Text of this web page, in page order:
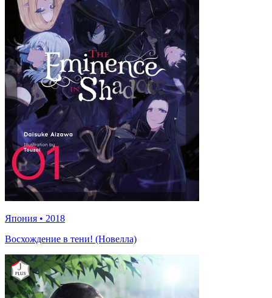
Япония • 2018
Восхождение в тени! (Новелла)